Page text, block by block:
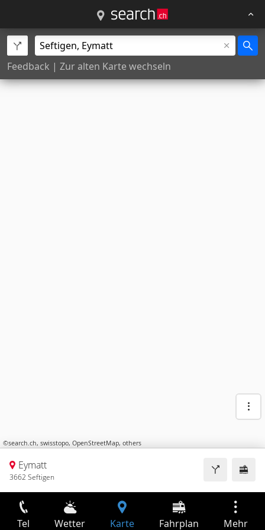
Feedback | Zur alten Karte wechseln
©search.ch, swisstopo, OpenStreetMap, others
Eymatt
3662 Seftigen
Tel Wetter Karte Fahrplan Mehr